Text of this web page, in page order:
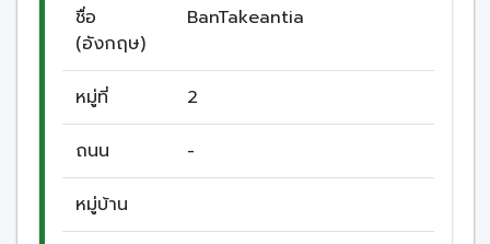
ชื่อ
(อังกฤษ)
BanTakeantia
หมู่ที่ 2
ถนน -
หมู่บ้าน